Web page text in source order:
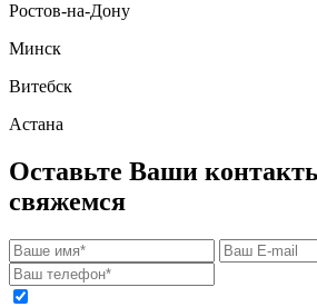
Ростов-на-Дону
Минск
Витебск
Астана
Оставьте Ваши
свяжемся